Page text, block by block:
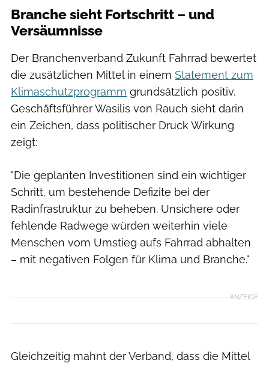
Branche sieht Fortschritt – und
Versäumnisse
Der Branchenverband Zukunft Fahrrad bewertet
die zusätzlichen Mittel in einem Statement zum
Klimaschutzprogramm grundsätzlich positiv.
Geschäftsführer Wasilis von Rauch sieht darin
ein Zeichen, dass politischer Druck Wirkung
zeigt:
"Die geplanten Investitionen sind ein wichtiger
Schritt, um bestehende Defizite bei der
Radinfrastruktur zu beheben. Unsichere oder
fehlende Radwege würden weiterhin viele
Menschen vom Umstieg aufs Fahrrad abhalten
– mit negativen Folgen für Klima und Branche."
ANZEIGE
Gleichzeitig mahnt der Verband, dass die Mittel